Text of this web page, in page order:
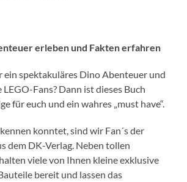
erleben und Fakten erfahren
ein spektakuläres Dino Abenteuer und
Fans? Dann ist dieses Buch
für euch und ein wahres „must have“.
konntet, sind wir Fan´s der
dem DK-Verlag. Neben tollen
viele von Ihnen kleine exklusive
bereit und lassen das